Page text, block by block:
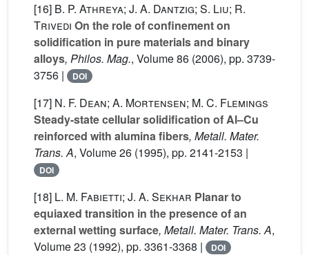
[16] B. P. Athreya; J. A. Dantzig; S. Liu; R.
Trivedi On the role of confinement on
solidification in pure materials and binary
alloys, Philos. Mag., Volume 86 (2006), pp. 3739-
3756 |
DOI
[17] N. F. Dean; A. Mortensen; M. C. Flemings
Steady-state cellular solidification of Al–Cu
reinforced with alumina fibers, Metall. Mater.
Trans. A, Volume 26 (1995), pp. 2141-2153 |
DOI
[18] L. M. Fabietti; J. A. Sekhar Planar to
equiaxed transition in the presence of an
external wetting surface, Metall. Mater. Trans. A,
Volume 23 (1992), pp. 3361-3368 | DOI